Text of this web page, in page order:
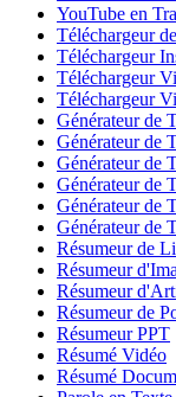
YouTube en
Téléchargeur
Téléchargeur
Téléchargeur
Téléchargeur
Générateur de
Générateur de
Générateur de
Générateur de
Générateur de
Générateur de
Résumeur de
Résumeur
Résumeur
Résumeur de
Résumeur PPT
Résumé Vidéo
Résumé